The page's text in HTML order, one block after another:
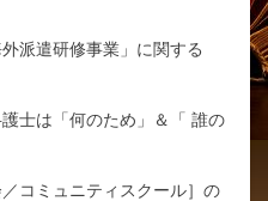
派遣研修事業」に関する
士は「何のため」＆「 誰の
コミュニティスクール］の